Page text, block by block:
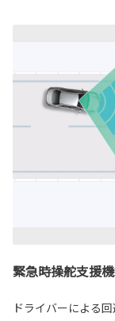
緊急時操舵支援
ドライバーによる